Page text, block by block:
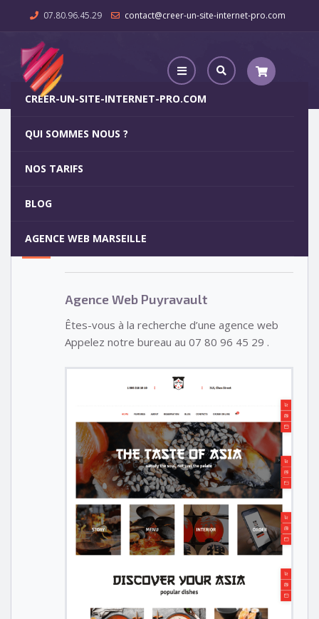
07.80.96.45.29 contact@creer-un-site-internet-pro.com
CREER-UN-SITE-INTERNET-PRO.COM
QUI SOMMES NOUS ?
NOS TARIFS
BLOG
AGENCE WEB MARSEILLE
Agence Web Puyravault
5
Votre site internet pour 29€
Agence Web Puyravault
Êtes-vous à la recherche d’une agence web
Appelez notre bureau au 07 80 96 45 29 .